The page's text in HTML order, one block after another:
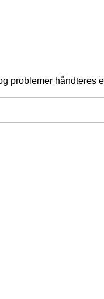
problemer håndteres